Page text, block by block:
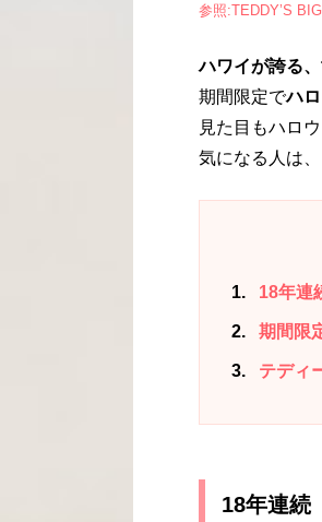
参照:TEDDY’S
ハワイが誇る
期間限定でハ
見た目もハロ
気になる人は
1 18年連
2 期間限
3 テディ
18年連続